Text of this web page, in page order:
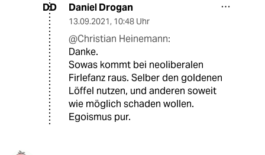
DD Daniel Drogan
13.09.2021, 10:48 Uhr
@Christian Heinemann:
Danke.
Sowas kommt bei neoliberalen
Firlefanz raus. Selber den goldenen
Löffel nutzen, und anderen soweit
wie möglich schaden wollen.
Egoismus pur.